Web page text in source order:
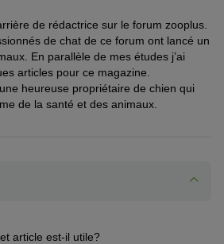
de rédactrice sur le forum zooplus.
de chat de ce forum ont lancé un
En parallèle de mes études j’ai
articles pour ce magazine.
heureuse propriétaire de chien qui
de la santé et des animaux.
article est-il utile?